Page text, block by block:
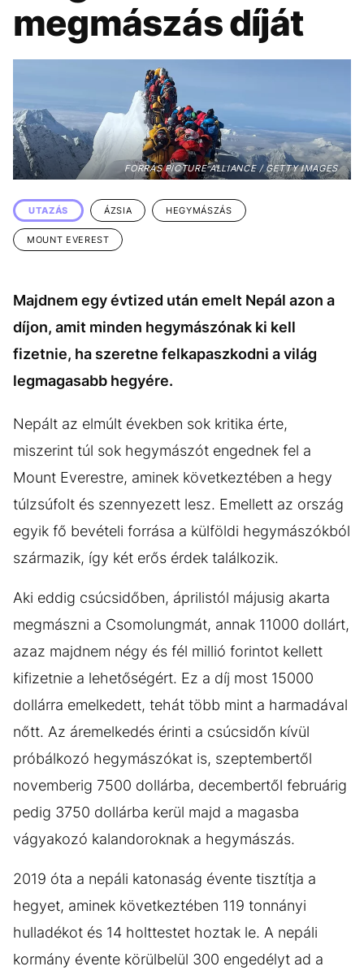
KÖZÉLET UTAZÁS
ÉLETMÓD DESIGN
VIDEÓ TÖRTÉNETEK
GASZTRO
megmászás díját
FORRÁS PICTURE ALLIANCE / GETTY IMAGES
UTAZÁS ÁZSIA HEGYMÁSZÁS
MOUNT EVEREST
Majdnem egy évtized után emelt Nepál azon a
díjon, amit minden hegymászónak ki kell
fizetnie, ha szeretne felkapaszkodni a világ
legmagasabb hegyére.
Nepált az elmúlt években sok kritika érte,
miszerint túl sok hegymászót engednek fel a
Mount Everestre, aminek következtében a hegy
túlzsúfolt és szennyezett lesz. Emellett az ország
egyik fő bevételi forrása a külföldi hegymászókból
származik, így két erős érdek találkozik.
Aki eddig csúcsidőben, áprilistól májusig akarta
megmászni a Csomolungmát, annak 11000 dollárt,
azaz majdnem négy és fél millió forintot kellett
kifizetnie a lehetőségért. Ez a díj most 15000
dollárra emelkedett, tehát több mint a harmadával
nőtt. Az áremelkedés érinti a csúcsidőn kívül
próbálkozó hegymászókat is, szeptembertől
novemberig 7500 dollárba, decembertől februárig
pedig 3750 dollárba kerül majd a magasba
vágyakozó kalandoroknak a hegymászás.
2019 óta a nepáli katonaság évente tisztítja a
hegyet, aminek következtében 119 tonnányi
hulladékot és 14 holttestet hoztak le. A nepáli
kormány évente körülbelül 300 engedélyt ad a